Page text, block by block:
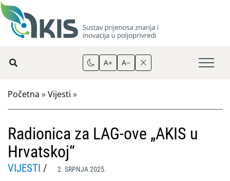
A+ A−
Početna »Vijesti »
Radionica za LAG-ove „AKIS u
Hrvatskoj“
VIJESTI / 2. SRPNJA 2025.